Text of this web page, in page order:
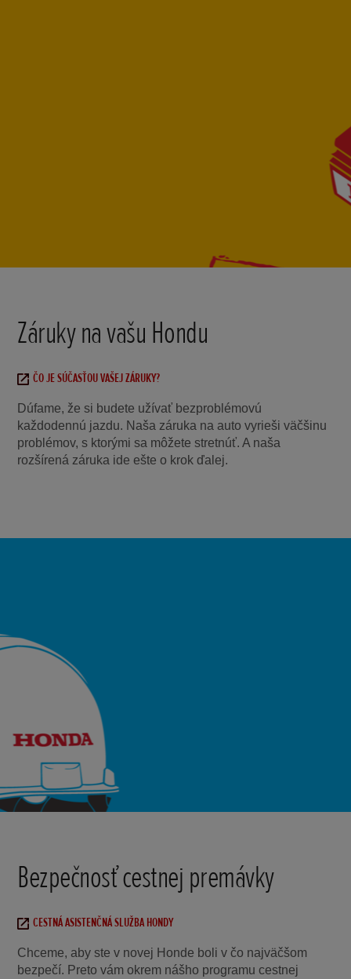
Záruky na vašu Hondu
ČO JE SÚČASŤOU VAŠEJ ZÁRUKY?
Dúfame, že si budete užívať bezproblémovú
každodennú jazdu. Naša záruka na auto vyrieši väčšinu
problémov, s ktorými sa môžete stretnúť. A naša
rozšírená záruka ide ešte o krok ďalej.
Bezpečnosť cestnej premávky
CESTNÁ ASISTENČNÁ SLUŽBA HONDY
Chceme, aby ste v novej Honde boli v čo najväčšom
bezpečí. Preto vám okrem nášho programu cestnej